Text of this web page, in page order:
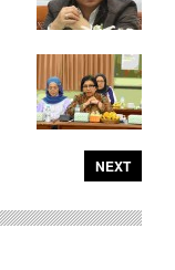
NEXT